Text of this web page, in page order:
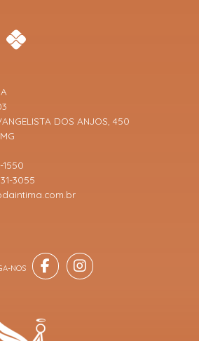
DOS ANJOS, 450
1550
3055